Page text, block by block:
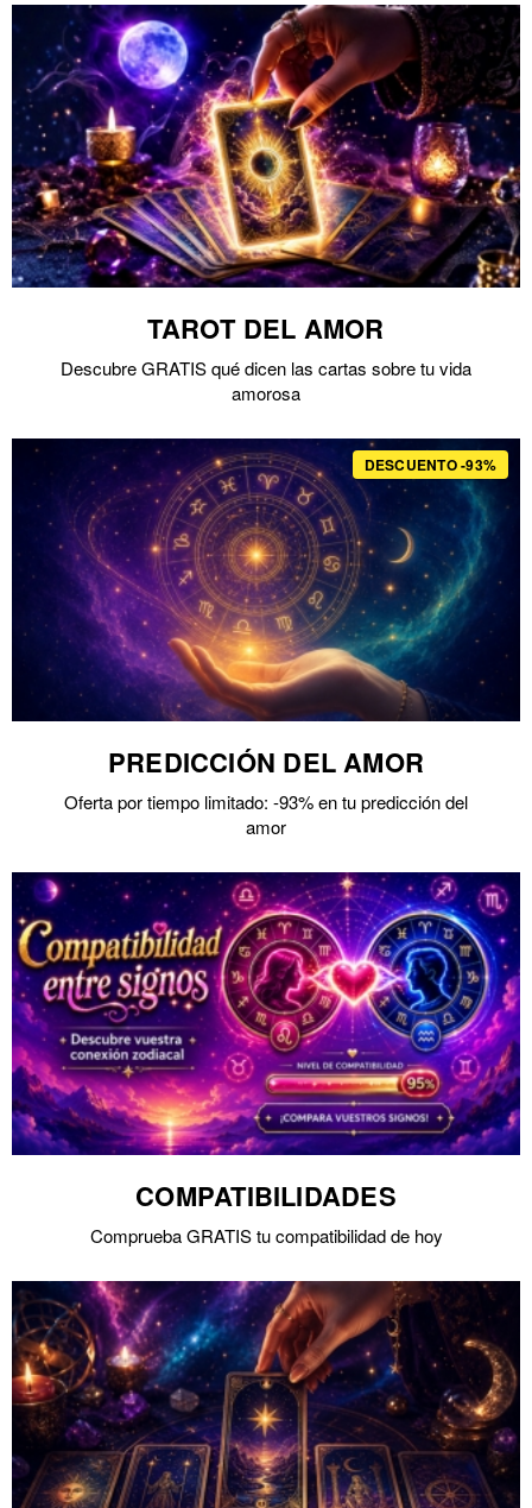
TAROT DEL AMOR
Descubre GRATIS qué dicen las cartas sobre tu vida
amorosa
DESCUENTO -93%
PREDICCIÓN DEL AMOR
Oferta por tiempo limitado: -93% en tu predicción del
amor
COMPATIBILIDADES
Comprueba GRATIS tu compatibilidad de hoy